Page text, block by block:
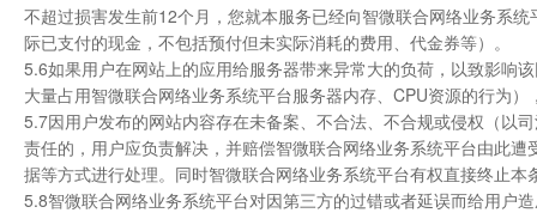
不超过损害发生前12个月，您就本服务已经向智微联合网络业务系
际已支付的现金，不包括预付但未实际消耗的费用、代金券等）。
5.6如果用户在网站上的应用给服务器带来异常大的负荷，以致影响
大量占用智微联合网络业务系统平台服务器内存、CPU资源的行为
5.7因用户发布的网站内容存在未备案、不合法、不合规或侵权（以
责任的，用户应负责解决，并赔偿智微联合网络业务系统平台由此
据等方式进行处理。同时智微联合网络业务系统平台有权直接终止本
5.8智微联合网络业务系统平台对因第三方的过错或者延误而给用户